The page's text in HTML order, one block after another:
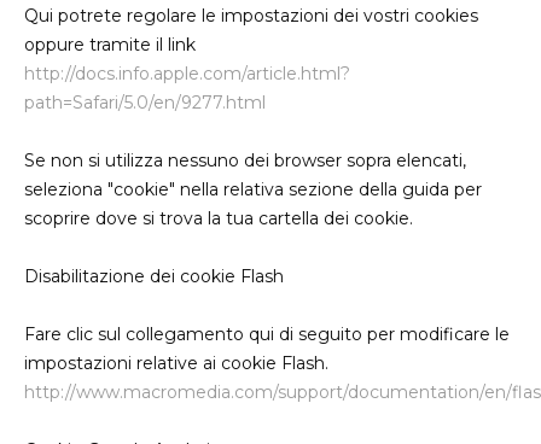
Qui potrete regolare le impostazioni dei vostri cookies
oppure tramite il link
http://docs.info.apple.com/article.html?
path=Safari/5.0/en/9277.html
Se non si utilizza nessuno dei browser sopra elencati,
seleziona "cookie" nella relativa sezione della guida per
scoprire dove si trova la tua cartella dei cookie.
Disabilitazione dei cookie Flash
Fare clic sul collegamento qui di seguito per modificare le
impostazioni relative ai cookie Flash.
http://www.macromedia.com/support/documentation/en/